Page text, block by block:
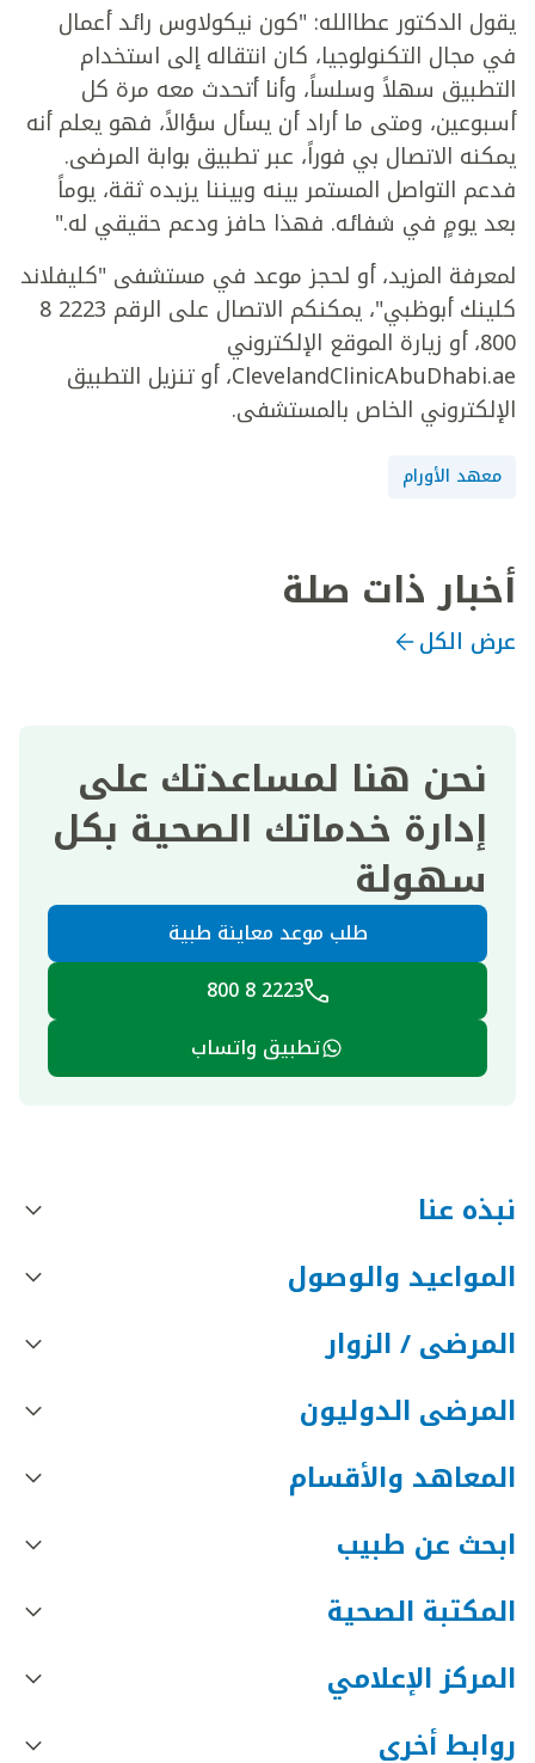
يقول الدكتور عطاالله: "كون نيكولاوس رائد أعمال
في مجال التكنولوجيا، كان انتقاله إلى استخدام
التطبيق سهلاً وسلساً، وأنا أتحدث معه مرة كل
أسبوعين، ومتى ما أراد أن يسأل سؤالاً، فهو يعلم أنه
يمكنه الاتصال بي فوراً، عبر تطبيق بوابة المرضى.
فدعم التواصل المستمر بينه وبيننا يزيده ثقة، يوماً
بعد يومٍ في شفائه. فهذا حافز ودعم حقيقي له."
لمعرفة المزيد، أو لحجز موعد في مستشفى "كليفلاند
كلينك أبوظبي"، يمكنكم الاتصال على الرقم 2223 8
800، أو زيارة الموقع الإلكتروني
ClevelandClinicAbuDhabi.ae، أو تنزيل التطبيق
الإلكتروني الخاص بالمستشفى.
معهد الأورام
أخبار ذات صلة
عرض الكل
نحن هنا لمساعدتك على
إدارة خدماتك الصحية بكل
سهولة
طلب موعد معاينة طبية
2223 8 800
تطبيق واتساب
نبذه عنا
المواعيد والوصول
المرضى / الزوار
المرضى الدوليون
المعاهد والأقسام
ابحث عن طبيب
المكتبة الصحية
المركز الإعلامي
روابط أخرى